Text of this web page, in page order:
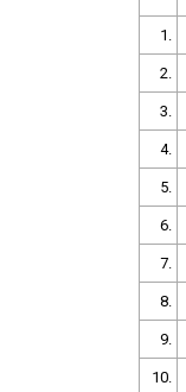
1.
2.
3.
4.
5.
6.
7.
8.
9.
10.